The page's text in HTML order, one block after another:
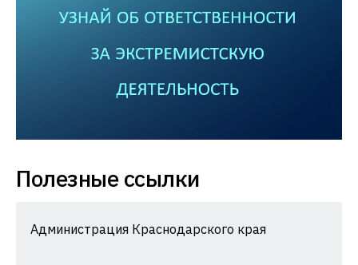
Полезные ссылки
Администрация Краснодарского края